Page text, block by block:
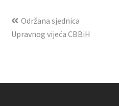
Održana sjednica
Upravnog vijeća CBBiH